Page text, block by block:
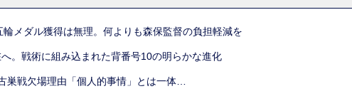
メダル獲得は無理。何よりも森保監督の負担軽減を
。戦術に組み込まれた背番号10の明らかな進化
巣戦欠場理由「個人的事情」とは一体…